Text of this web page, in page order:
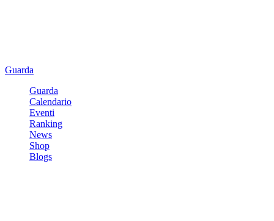
Guarda
Guarda
Calendario
Eventi
Ranking
News
Shop
Blogs